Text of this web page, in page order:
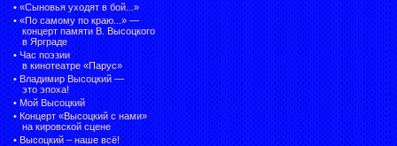
• «Сыновья уходят в бой...»
• «По самому по краю...» —
концерт памяти В. Высоцкого
в Ярграде
• Час поэзии
в кинотеатре «Парус»
• Владимир Высоцкий —
это эпоха!
• Мой Высоцкий
• Концерт «Высоцкий с нами»
на кировской сцене
• Высоцкий – наше всё!